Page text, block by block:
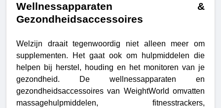
Wellnessapparaten &
Gezondheidsaccessoires
Welzijn draait tegenwoordig niet alleen meer om
supplementen. Het gaat ook om hulpmiddelen die
helpen bij herstel, houding en het monitoren van je
gezondheid. De wellnessapparaten en
gezondheidsaccessoires van WeightWorld omvatten
massagehulpmiddelen, fitnesstrackers,